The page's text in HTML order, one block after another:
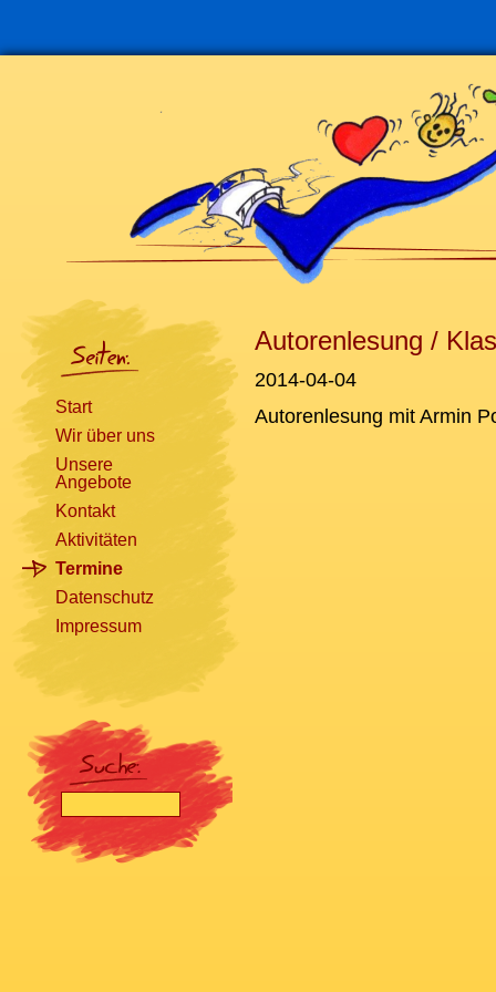
Autorenlesung /
2014-04-04
Autorenlesung mit Armin
Navigation
überspringen
Start
Wir über uns
Unsere
Angebote
Kontakt
Aktivitäten
Termine
Datenschutz
Impressum